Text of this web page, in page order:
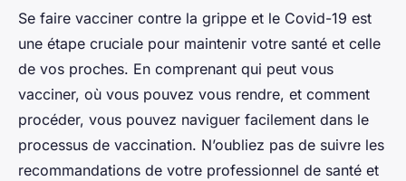
Se faire vacciner contre la grippe et le Covid-19 est
une étape cruciale pour maintenir votre santé et celle
de vos proches. En comprenant qui peut vous
vacciner, où vous pouvez vous rendre, et comment
procéder, vous pouvez naviguer facilement dans le
processus de vaccination. N’oubliez pas de suivre les
recommandations de votre professionnel de santé et